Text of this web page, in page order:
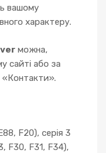
вашому
характеру.
можна,
сайті або за
«Контакти».
F20), серія 3
F30, F31, F34),